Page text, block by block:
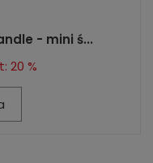
- mini ś...
20 %